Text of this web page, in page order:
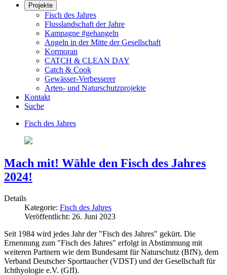
Projekte
Fisch des Jahres
Flusslandschaft der Jahre
Kampagne #gehangeln
Angeln in der Mitte der Gesellschaft
Kormoran
CATCH & CLEAN DAY
Catch & Cook
Gewässer-Verbesserer
Arten- und Naturschutzprojekte
Kontakt
Suche
Fisch des Jahres
Mach mit! Wähle den Fisch des Jahres
2024!
Details
Kategorie: Fisch des Jahres
Veröffentlicht: 26. Juni 2023
Seit 1984 wird jedes Jahr der "Fisch des Jahres" gekürt. Die
Ernennung zum "Fisch des Jahres" erfolgt in Abstimmung mit
weiteren Partnern wie dem Bundesamt für Naturschutz (BfN), dem
Verband Deutscher Sporttaucher (VDST) und der Gesellschaft für
Ichthyologie e.V. (GfI).